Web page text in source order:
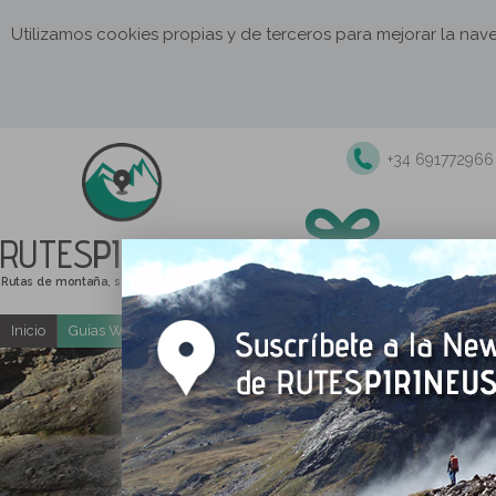
Utilizamos cookies propias y de terceros para mejorar la
RUTESPIRINEUS
Rutas de montaña, senderismo y excursiones
+34 691772966
Inicio Guías Web y PDF gratuitas Excursiones y actividades